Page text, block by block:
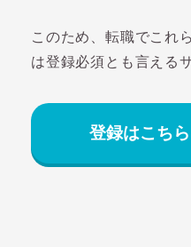
このため、転職でこれ
は登録必須とも言える
登録はこちら